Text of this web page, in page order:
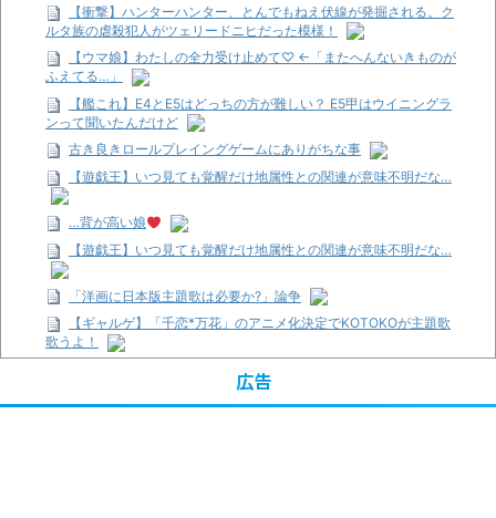
【衝撃】ハンターハンター、とんでもねえ伏線が発掘される。ク
ルタ族の虐殺犯人がツェリードニヒだった模様！
【ウマ娘】わたしの全力受け止めて♡ ←「またへんないきものが
ふえてる…」
【艦これ】E4とE5はどっちの方が難しい？ E5甲はウイニングラ
ンって聞いたんだけど
古き良きロールプレイングゲームにありがちな事
【遊戯王】いつ見ても覚醒だけ地属性との関連が意味不明だな…
…背が高い娘
【遊戯王】いつ見ても覚醒だけ地属性との関連が意味不明だな…
「洋画に日本版主題歌は必要か?」論争
【ギャルゲ】「千恋*万花」のアニメ化決定でKOTOKOが主題歌
歌うよ！
広告